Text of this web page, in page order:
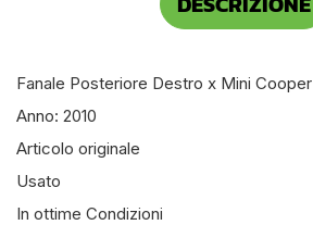
Fanale Posteriore Destro x Mini Cooper
Anno: 2010
Articolo originale
Usato
In ottime Condizioni